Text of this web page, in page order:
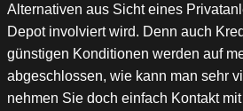
Alternativen aus Sicht eines
Depot involviert wird. Denn auch
günstigen Konditionen werden auf
abgeschlossen, wie kann man sehr
nehmen Sie doch einfach Kontakt